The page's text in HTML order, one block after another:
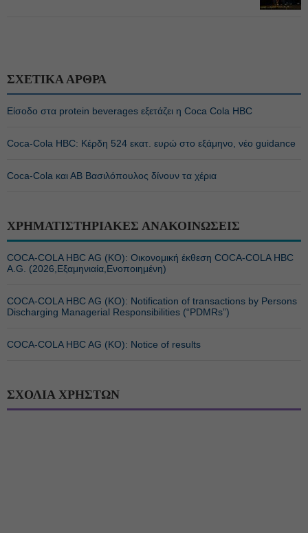
ΣΧΕΤΙΚΑ ΑΡΘΡΑ
Είσοδο στα protein beverages εξετάζει η Coca Cola HBC
Coca-Cola HBC: Κέρδη 524 εκατ. ευρώ στο εξάμηνο, νέο guidance
Coca-Cola και ΑΒ Βασιλόπουλος δίνουν τα χέρια
ΧΡΗΜΑΤΙΣΤΗΡΙΑΚΕΣ ΑΝΑΚΟΙΝΩΣΕΙΣ
COCA-COLA HBC AG (ΚΟ): Οικονομική έκθεση COCA-COLA HBC
A.G. (2026,Εξαμηνιαία,Ενοποιημένη)
COCA-COLA HBC AG (ΚΟ): Notification of transactions by Persons
Discharging Managerial Responsibilities (“PDMRs”)
COCA-COLA HBC AG (ΚΟ): Notice of results
ΣΧΟΛΙΑ ΧΡΗΣΤΩΝ